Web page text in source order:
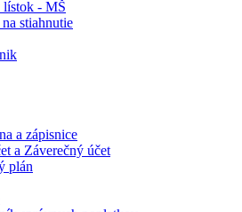
lístok - MŠ
stiahnutie
a zápisnice
a Záverečný účet
plán